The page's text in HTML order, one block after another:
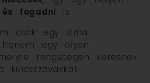
és fogadni is.
csak egy sima
hanem egy olyan
rengetegen keresnek